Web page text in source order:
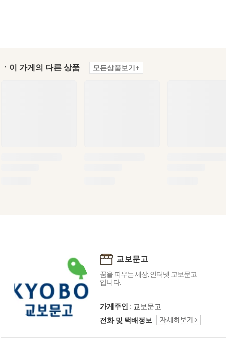
ㆍ이 가게의 다른 상품 모든상품보기+
교보문고
꿈을 피우는 세상, 인터넷 교보문고
입니다.
가게주인 : 교보문고
전화 및 택배정보